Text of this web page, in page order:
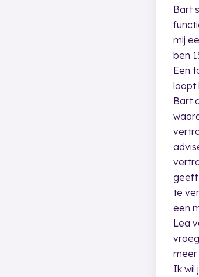
Bart
mij
ben
Een
loopt
Bart
geeft
te
een
Lea
meer
Ik wil